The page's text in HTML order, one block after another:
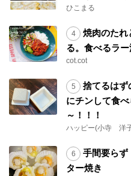
ひこまる
焼肉のたれ
る。食べるラ
cot.cot
捨てるはず
にチンして食
～！！！
ハッピー(小寺 洋
手間要らず
ター焼き